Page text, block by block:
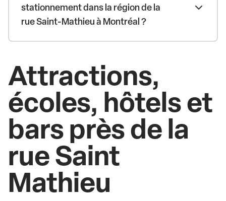
stationnement dans la région de la
rue Saint-Mathieu à Montréal ?
Attractions,
écoles, hôtels et
bars près de la
rue Saint
Mathieu